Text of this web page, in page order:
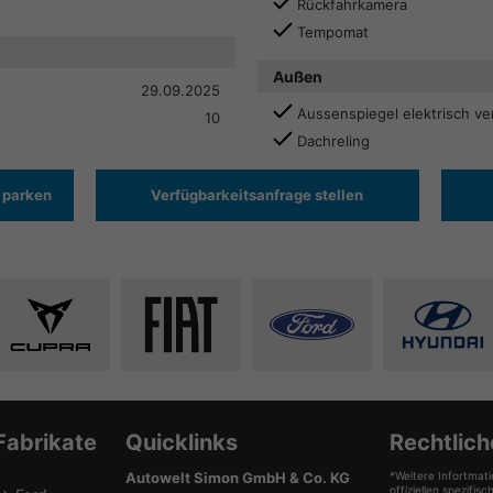
29.09.2025
10
Rückfahrkamera
Tempomat
Außen
Aussenspiegel elektrisch
Dachreling
Verfügbarkeitsanfrage stellen
Alle
anzeigen
anzeigen
Alle
Alle
Quicklinks
Autowelt Simon GmbH & Co. KG
*Weitere
offiziellen